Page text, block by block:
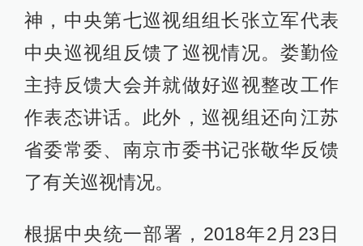
神，中央第七巡视组组长张立军代表
中央巡视组反馈了巡视情况。娄勤俭
主持反馈大会并就做好巡视整改工作
作表态讲话。此外，巡视组还向江苏
省委常委、南京市委书记张敬华反馈
了有关巡视情况。
根据中央统一部署，2018年2月23日